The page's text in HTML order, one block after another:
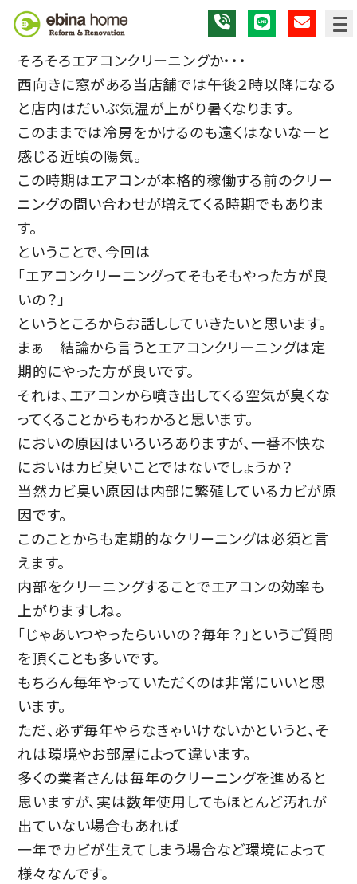
そろそろエアコンクリーニングか・・・
西向きに窓がある当店舗では午後２時以降になる
と店内はだいぶ気温が上がり暑くなります。
このままでは冷房をかけるのも遠くはないなーと
感じる近頃の陽気。
この時期はエアコンが本格的稼働する前のクリー
ニングの問い合わせが増えてくる時期でもありま
す。
ということで、今回は
「エアコンクリーニングってそもそもやった方が良
いの？」
というところからお話ししていきたいと思います。
まぁ 結論から言うとエアコンクリーニングは定
期的にやった方が良いです。
それは、エアコンから噴き出してくる空気が臭くな
ってくることからもわかると思います。
においの原因はいろいろありますが、一番不快な
においはカビ臭いことではないでしょうか？
当然カビ臭い原因は内部に繁殖しているカビが原
因です。
このことからも定期的なクリーニングは必須と言
えます。
内部をクリーニングすることでエアコンの効率も
上がりますしね。
「じゃあいつやったらいいの？毎年？」というご質問
を頂くことも多いです。
もちろん毎年やっていただくのは非常にいいと思
います。
ただ、必ず毎年やらなきゃいけないかというと、そ
れは環境やお部屋によって違います。
多くの業者さんは毎年のクリーニングを進めると
思いますが、実は数年使用してもほとんど汚れが
出ていない場合もあれば
一年でカビが生えてしまう場合など環境によって
様々なんです。